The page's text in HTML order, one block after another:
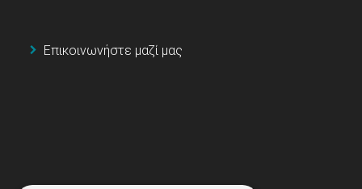
Επικοινωνήστε μαζί μας